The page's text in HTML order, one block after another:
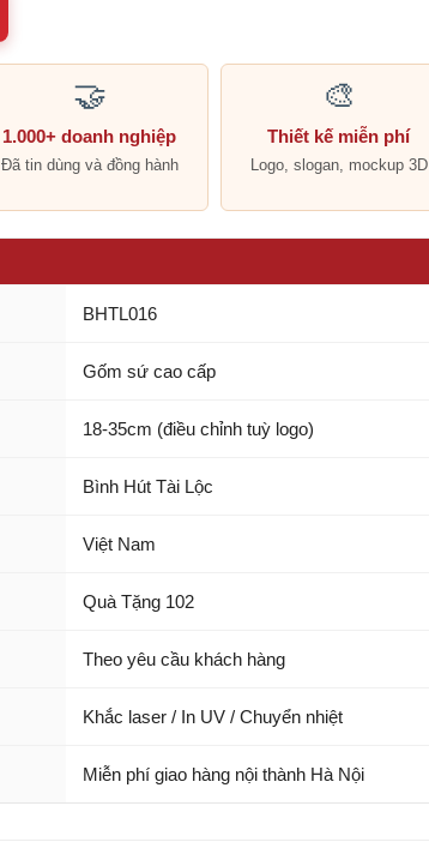
🤝
1.000+ doanh nghiệp
Đã tin dùng và đồng hành
🎨
Thiết kế miễn phí
Logo, slogan, mockup 3D
BHTL016
Gốm sứ cao cấp
18-35cm (điều chỉnh tuỳ logo)
Bình Hút Tài Lộc
Việt Nam
Quà Tặng 102
Theo yêu cầu khách hàng
Khắc laser / In UV / Chuyển nhiệt
Miễn phí giao hàng nội thành Hà Nội